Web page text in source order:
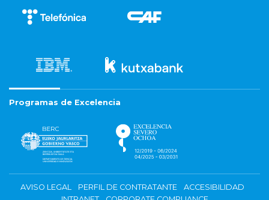
Programas de Excelencia
AVISO LEGAL PERFIL DE CONTRATANTE
ACCESIBILIDAD